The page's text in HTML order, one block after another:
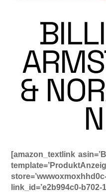
&
[amazon_textlink
link_id=’e2b994c0-b702-